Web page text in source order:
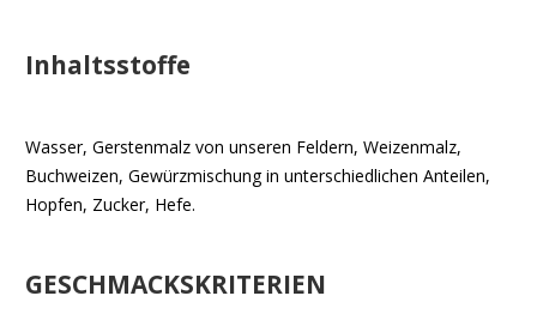
Inhaltsstoffe
Wasser, Gerstenmalz von unseren Feldern, Weizenmalz,
Buchweizen, Gewürzmischung in unterschiedlichen Anteilen,
Hopfen, Zucker, Hefe.
GESCHMACKSKRITERIEN